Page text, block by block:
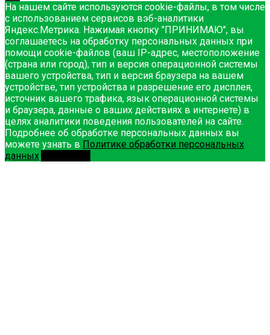
На нашем сайте используются cookie-файлы, в том числе
с использованием сервисов вэб-аналитики
Яндекс.Метрика. Нажимая кнопку "ПРИНИМАЮ", вы
соглашаетесь на обработку персональных данных при
помощи cookie-файлов (ваш IP-адрес, местоположение
(страна или город), тип и версия операционной системы
вашего устройства, тип и версия браузера на вашем
устройстве, тип устройства и разрешение его дисплея,
источник вашего трафика, язык операционной системы
и браузера, данные о ваших действиях в интернете) в
целях аналитики поведения пользователей на сайте.
Подробнее об обработке персональных данных вы
можете узнать в Политике обработки персональных
данных.